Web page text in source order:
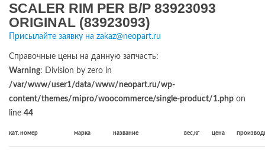
SCALER RIM PER B/P 83923093
ORIGINAL (83923093)
Присылайте заявку на zakaz@neopart.ru
Справочные цены на данную запчасть:
Warning: Division by zero in
/var/www/user1/data/www/neopart.ru/wp-
content/themes/mipro/woocommerce/single-product/1.php on
line 44
кат. номер марка название вес,кг цена